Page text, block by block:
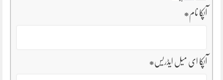
آپکا نام*
آپکا ای میل ایڈریس*